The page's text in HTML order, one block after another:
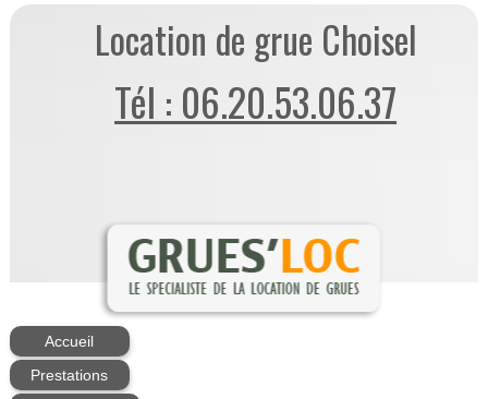
Location de grue Choisel
Tél : 06.20.53.06.37
Accueil
Prestations